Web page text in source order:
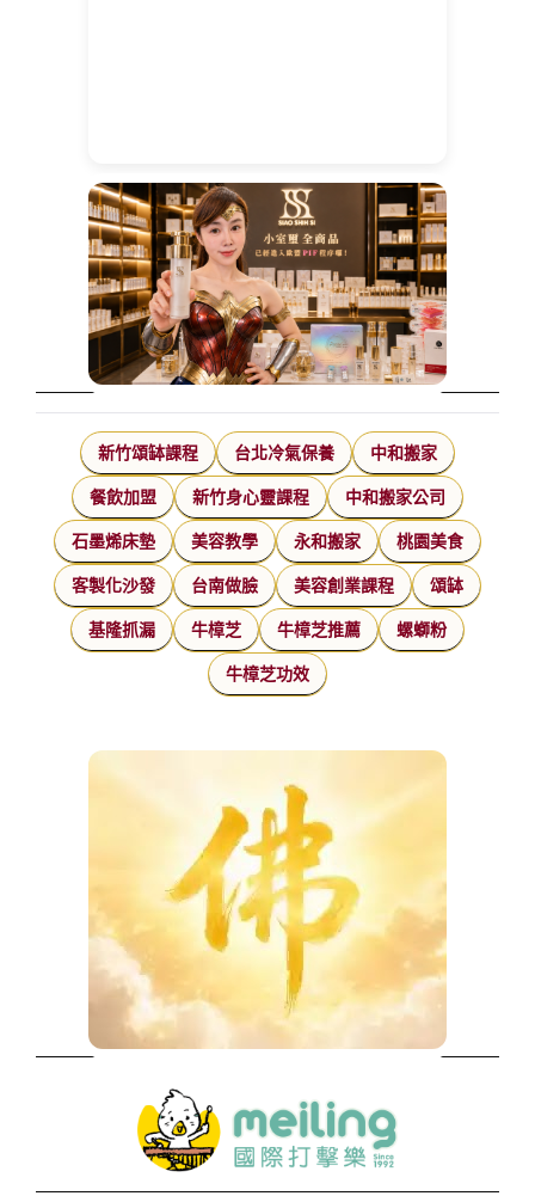
新竹頌缽課程 台北冷氣保養 中和搬家
餐飲加盟 新竹身心靈課程 中和搬家公司
石墨烯床墊 美容教學 永和搬家 桃園美食
客製化沙發 台南做臉 美容創業課程 頌缽
基隆抓漏 牛樟芝 牛樟芝推薦 螺螄粉
牛樟芝功效